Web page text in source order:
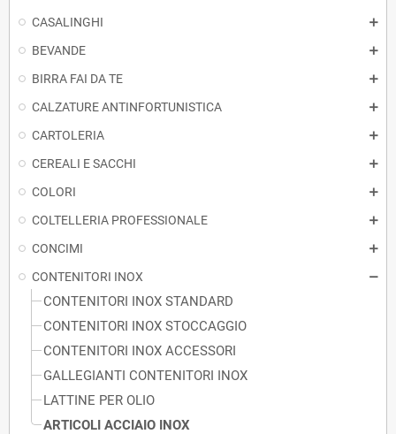
CASALINGHI
BEVANDE
BIRRA FAI DA TE
CALZATURE ANTINFORTUNISTICA
CARTOLERIA
CEREALI E SACCHI
COLORI
COLTELLERIA PROFESSIONALE
CONCIMI
CONTENITORI INOX
CONTENITORI INOX STANDARD
CONTENITORI INOX STOCCAGGIO
CONTENITORI INOX ACCESSORI
GALLEGIANTI CONTENITORI INOX
LATTINE PER OLIO
ARTICOLI ACCIAIO INOX